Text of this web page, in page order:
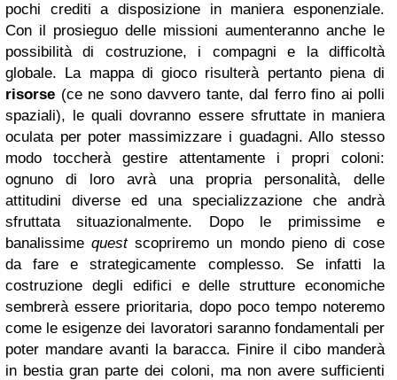
pochi crediti a disposizione in maniera esponenziale.
Con il prosieguo delle missioni aumenteranno anche le
possibilità di costruzione, i compagni e la difficoltà
globale. La mappa di gioco risulterà pertanto piena di
risorse (ce ne sono davvero tante, dal ferro fino ai polli
spaziali), le quali dovranno essere sfruttate in maniera
oculata per poter massimizzare i guadagni. Allo stesso
modo toccherà gestire attentamente i propri coloni:
ognuno di loro avrà una propria personalità, delle
attitudini diverse ed una specializzazione che andrà
sfruttata situazionalmente. Dopo le primissime e
banalissimequestscopriremo un mondo pieno di cose
da fare e strategicamente complesso. Se infatti la
costruzione degli edifici e delle strutture economiche
sembrerà essere prioritaria, dopo poco tempo noteremo
come le esigenze dei lavoratori saranno fondamentali per
poter mandare avanti la baracca. Finire il cibo manderà
in bestia gran parte dei coloni, ma non avere sufficienti